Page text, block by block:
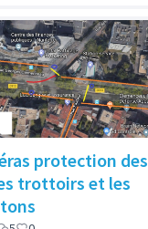
protection des
trottoirs et les